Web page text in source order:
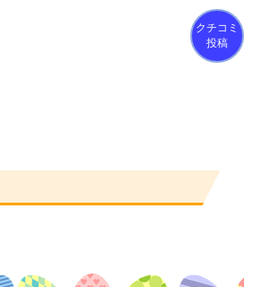
クチコミ
投稿